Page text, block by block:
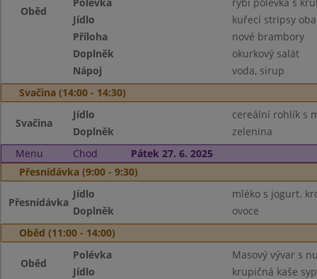
Oběd
Jídlo
kuřecí stripsy
Příloha
nové brambory
Doplněk
okurkový salát
Nápoj
voda, sirup
Svačina (14:00 - 14:30)
Svačina
Jídlo
cereální rohlík s
Doplněk
zelenina
Menu
Chod
Pátek 27. 6. 2025
Přesnídávka (9:00 - 9:30)
Přesnídávka
Jídlo
mléko s jogurt.
Doplněk
ovoce
Oběd (11:00 - 14:00)
Oběd
Polévka
Masový vývar s
Jídlo
krupičná kaše